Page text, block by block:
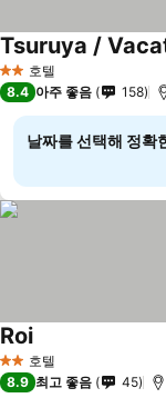
2 성급호텔
Tsuruya /
8.4 아주 좋음 158
날짜를 선택해 정확
2 성급호텔
Roi
8.9 최고 좋음 45